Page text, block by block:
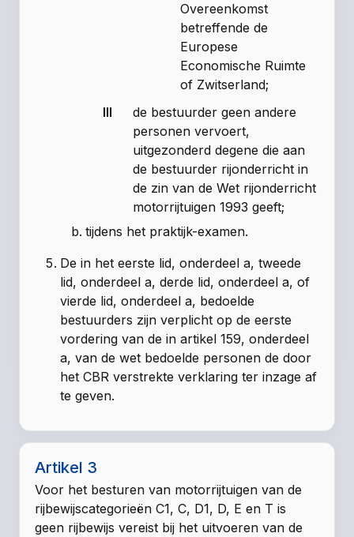
Overeenkomst
betreffende de
Europese
Economische Ruimte
of Zwitserland;
III
de bestuurder geen andere
personen vervoert,
uitgezonderd degene die aan
de bestuurder rijonderricht in
de zin van de Wet rijonderricht
motorrijtuigen 1993 geeft;
tijdens het praktijk-examen.
De in het eerste lid, onderdeel a, tweede
lid, onderdeel a, derde lid, onderdeel a, of
vierde lid, onderdeel a, bedoelde
bestuurders zijn verplicht op de eerste
vordering van de inartikel 159, onderdeel
a, van de wet bedoelde personen de door
het CBR verstrekte verklaring ter inzage af
te geven.
Artikel 3
Voor het besturen van motorrijtuigen van de
rijbewijscategorieën C1, C, D1, D, E en T is
geen rijbewijs vereist bij het uitvoeren van de